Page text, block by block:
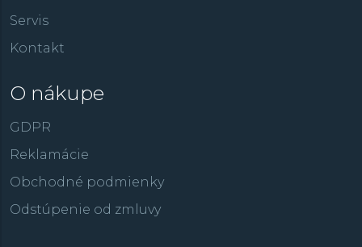
Servis
Kontakt
O nákupe
GDPR
Reklamácie
Obchodné podmienky
Odstúpenie od zmluvy